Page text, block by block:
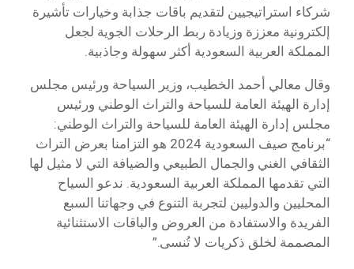
شركاء استراتيجيين لتقديم باقات جذابة وخيارات تأشيرة
إلكترونية معززة وزيادة ربط الرحلات الجوية لجعل
المملكة العربية السعودية أكثر سهولة وجاذبية.
وقال معالي أحمد الخطيب، وزير السياحة ورئيس مجلس
إدارة الهيئة العامة للسياحة والتراث الوطني ورئيس
مجلس إدارة الهيئة العامة للسياحة والتراث الوطني:
“برنامج صيف السعودية 2024 هو التزامنا بعرض التراث
الثقافي الغني والجمال الطبيعي والضيافة التي لا مثيل لها
التي تقدمها المملكة العربية السعودية. ندعو السياح
المحليين والدوليين لتجربة التنوع في وجهاتنا السبع
الفريدة والاستفادة من العروض والباقات الاستثنائية
المصممة لخلق ذكريات لا تُنسى.”